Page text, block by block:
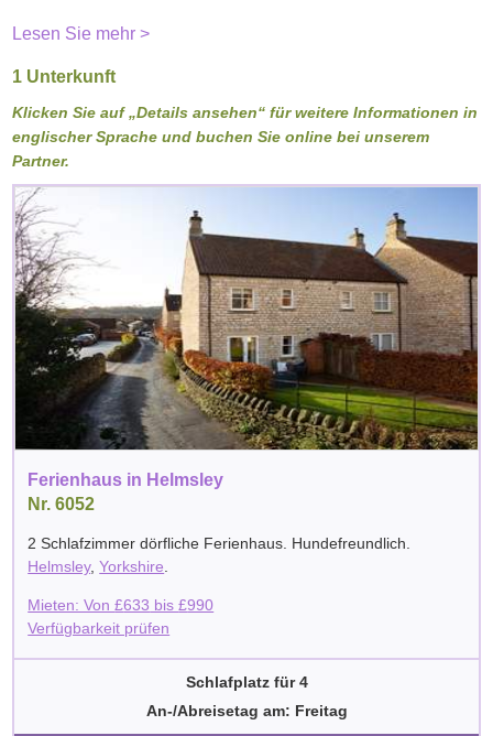
Lesen Sie mehr >
1 Unterkunft
Klicken Sie auf „Details ansehen“ für weitere Informationen in
englischer Sprache und buchen Sie online bei unserem
Partner.
Ferienhaus in Helmsley
Nr. 6052
2 Schlafzimmer dörfliche Ferienhaus. Hundefreundlich.
Helmsley,Yorkshire
Mieten: Von£633 bis£990
Verfügbarkeit prüfen
Schlafplatz für 4
An-/Abreisetag am: Freitag